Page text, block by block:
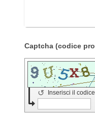
Inserisci il codice
↺